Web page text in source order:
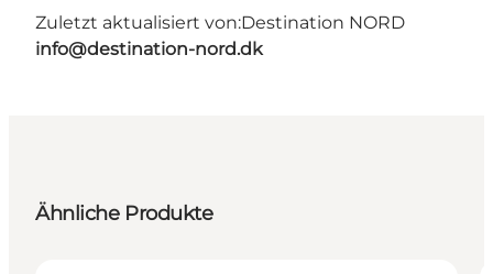
Zuletzt aktualisiert von:Destination NORD
info@destination-nord.dk
Ähnliche Produkte